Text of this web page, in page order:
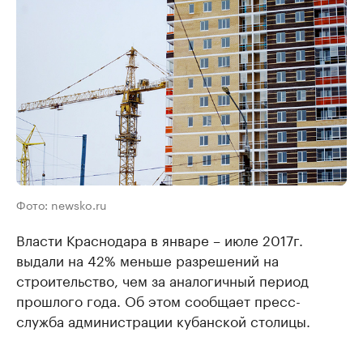
Фото: newsko.ru
Власти Краснодара в январе – июле 2017г.
выдали на 42% меньше разрешений на
строительство, чем за аналогичный период
прошлого года. Об этом сообщает пресс-
служба администрации кубанской столицы.